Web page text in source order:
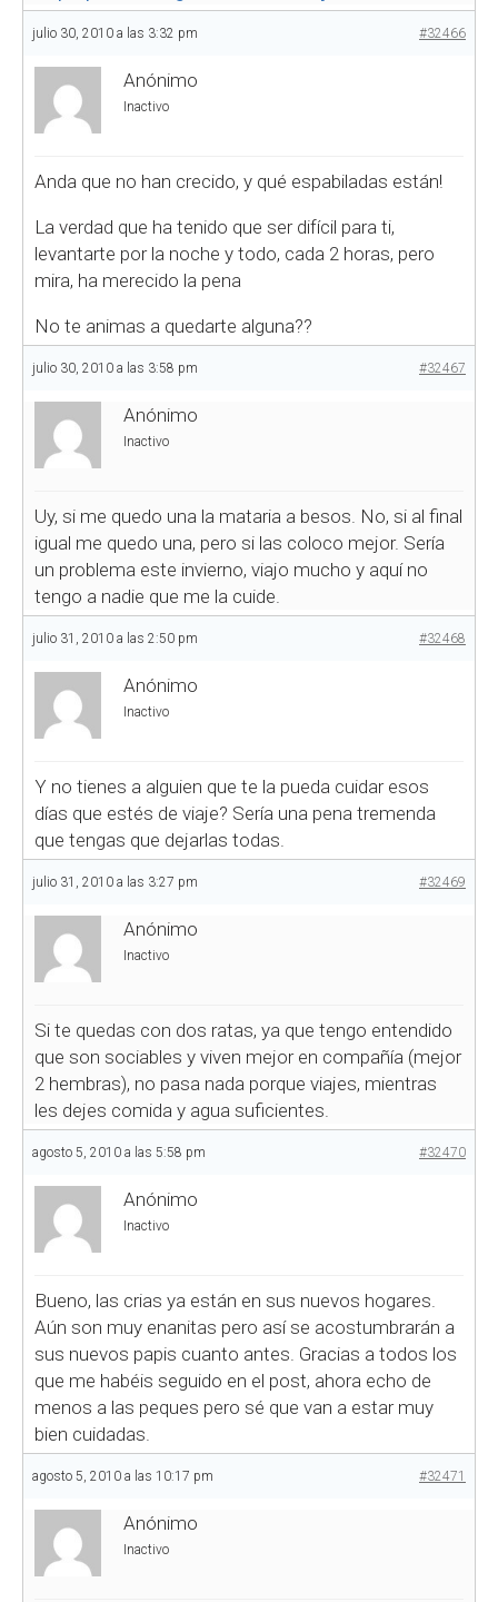
julio 30, 2010 a las 3:32 pm #32466
Anónimo
Inactivo
Anda que no han crecido, y qué espabiladas están!
La verdad que ha tenido que ser difícil para ti,
levantarte por la noche y todo, cada 2 horas, pero
mira, ha merecido la pena
No te animas a quedarte alguna??
julio 30, 2010 a las 3:58 pm #32467
Anónimo
Inactivo
Uy, si me quedo una la mataria a besos. No, si al final
igual me quedo una, pero si las coloco mejor. Sería
un problema este invierno, viajo mucho y aquí no
tengo a nadie que me la cuide.
julio 31, 2010 a las 2:50 pm #32468
Anónimo
Inactivo
Y no tienes a alguien que te la pueda cuidar esos
días que estés de viaje? Sería una pena tremenda
que tengas que dejarlas todas.
julio 31, 2010 a las 3:27 pm #32469
Anónimo
Inactivo
Si te quedas con dos ratas, ya que tengo entendido
que son sociables y viven mejor en compañía (mejor
2 hembras), no pasa nada porque viajes, mientras
les dejes comida y agua suficientes.
agosto 5, 2010 a las 5:58 pm #32470
Anónimo
Inactivo
Bueno, las crias ya están en sus nuevos hogares.
Aún son muy enanitas pero así se acostumbrarán a
sus nuevos papis cuanto antes. Gracias a todos los
que me habéis seguido en el post, ahora echo de
menos a las peques pero sé que van a estar muy
bien cuidadas.
agosto 5, 2010 a las 10:17 pm #32471
Anónimo
Inactivo